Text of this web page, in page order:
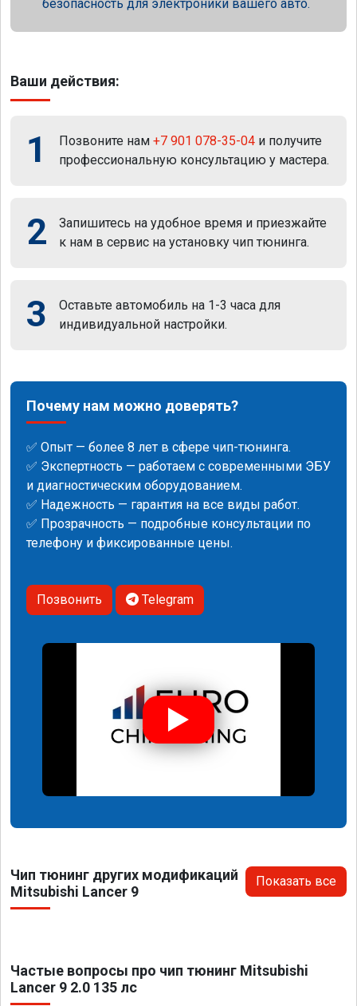
безопасность для электроники вашего авто.
Ваши действия:
1 Позвоните нам +7 901 078-35-04 и получите
профессиональную консультацию у мастера.
2
Запишитесь на удобное время и приезжайте
к нам в сервис на установку чип тюнинга.
3
Оставьте автомобиль на 1-3 часа для
индивидуальной настройки.
Почему нам можно доверять?
✅ Опыт — более 8 лет в сфере чип-тюнинга.
✅ Экспертность — работаем с современными ЭБУ
и диагностическим оборудованием.
✅ Надежность — гарантия на все виды работ.
✅ Прозрачность — подробные консультации по
телефону и фиксированные цены.
Позвонить Telegram
Чип тюнинг других модификаций
Mitsubishi Lancer 9
Показать все
Частые вопросы про чип тюнинг Mitsubishi
Lancer 9 2.0 135 лс